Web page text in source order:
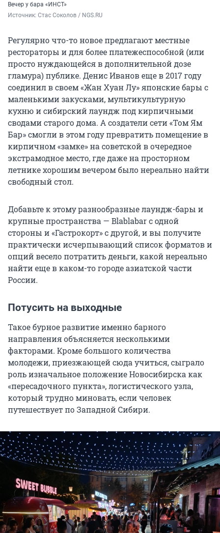
Вечер у бара «ИНСТ»
Источник: Стас Соколов / NGS.RU
Регулярно что-то новое предлагают местные
рестораторы и для более платежеспособной (или
просто нуждающейся в дополнительной дозе
гламура) публике. Денис Иванов еще в 2017 году
соединил в своем «Жан Хуан Лу» японские бары с
маленькими закусками, мультикультурную
кухню и сибирский лаундж под кирпичными
сводами старого дома. А создатели сети «Том Ям
Бар» смогли в этом году превратить помещение в
кирпичном «замке» на советской в очередное
экстрамодное место, где даже на просторном
летнике хорошим вечером было нереально найти
свободный стол.
Добавьте к этому разнообразные лаундж-бары и
крупные пространства — Blablabar с одной
стороны и «Гастрокорт» с другой, и вы получите
практически исчерпывающий список форматов и
опций весело потратить деньги, какой нереально
найти еще в каком-то городе азиатской части
России.
Потусить на выходные
Такое бурное развитие именно барного
направления объясняется несколькими
факторами. Кроме большого количества
молодежи, приезжающей сюда учиться, сыграло
роль изначальное положение Новосибирска как
«пересадочного пункта», логистического узла,
который трудно миновать, если человек
путешествует по Западной Сибири.